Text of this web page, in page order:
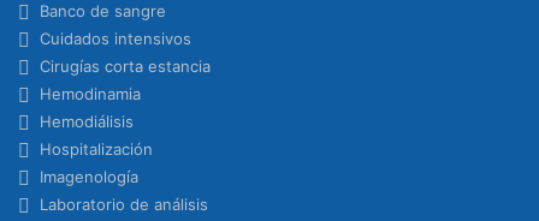
Banco de sangre
Cuidados intensivos
Cirugías corta estancia
Hemodinamia
Hemodiálisis
Hospitalización
Imagenología
Laboratorio de análisis